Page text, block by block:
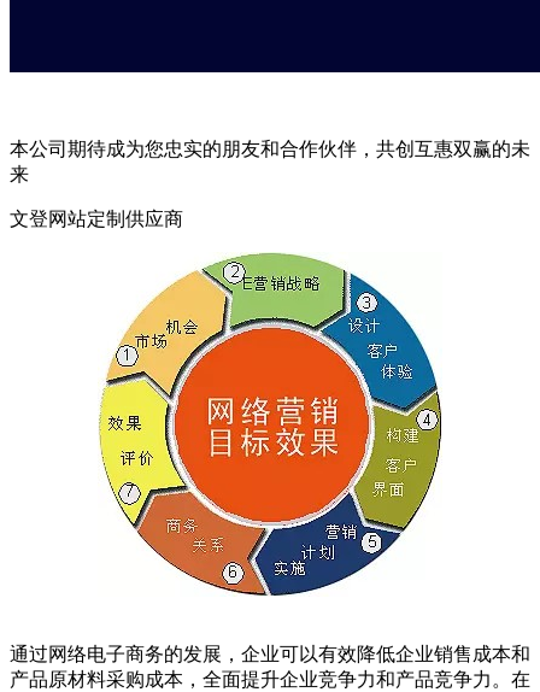
本公司期待成为您忠实的朋友和合作伙伴，共创互惠双赢的未
来
文登网站定制供应商
通过网络电子商务的发展，企业可以有效降低企业销售成本和
产品原材料采购成本，全面提升企业竞争力和产品竞争力。在